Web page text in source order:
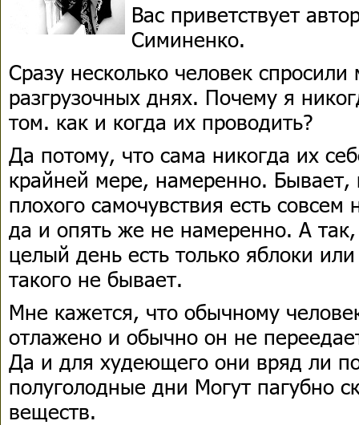
Вас приветствует
Симиненко.
Сразу несколько человек
разгрузочных днях. Почему я
том. как и когда их проводить?
Да потому, что сама никогда их
крайней мере, намеренно. Бывает,
плохого самочувствия есть
да и опять же не намеренно. А
целый день есть только яблоки
такого не бывает.
Мне кажется, что обычному
отлажено и обычно он не
Да и для худеющего они вряд ли
полуголодные дни Могут пагубно
веществ.